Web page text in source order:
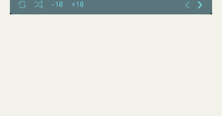
-10 +10
Глава восьмая.